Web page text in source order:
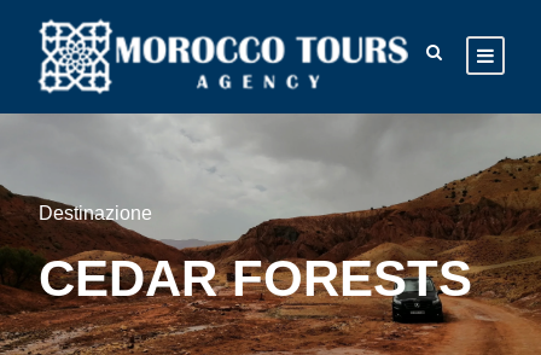
Destinazione
CEDAR FORESTS